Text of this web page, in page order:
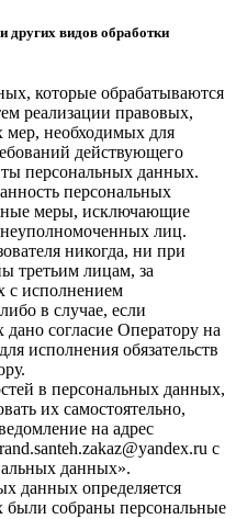
других видов обработки
которые обрабатываются
реализации правовых,
мер, необходимых для
действующего
персональных данных.
персональных
меры, исключающие
лиц.
никогда, ни при
третьим лицам, за
с исполнением
в случае, если
согласие Оператору на
исполнения обязательств
в персональных данных,
их самостоятельно,
на адрес
с
данных».
данных определяется
были собраны персональные